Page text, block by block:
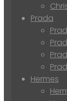
Prada
Hermes